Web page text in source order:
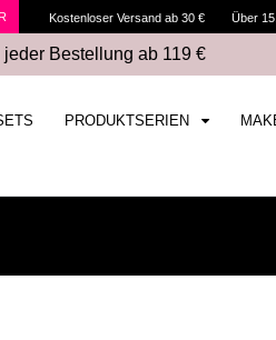
Kostenloser Versand ab 30 € Über
Bestellung ab 119 €
PRODUKTSERIEN